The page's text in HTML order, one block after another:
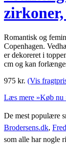
zirkoner,
Romantisk og
Copenhagen.
er dekoreret i
cm og kan
975 kr. (Vis
Læs mere »Køb nu
De mest populære
Brodersens.dk,
som alle har nogle